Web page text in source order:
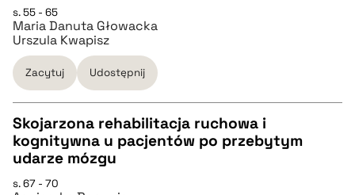
pobierz cytat
BIBTEX
pobierz cytat
s. 55 - 65
Maria Danuta Głowacka
Urszula Kwapisz
Zacytuj Udostępnij
CZYSTY TEKST
Skojarzona rehabilitacja ruchowa i
kognitywna u pacjentów po przebytym
udarze mózgu
s. 67 - 70